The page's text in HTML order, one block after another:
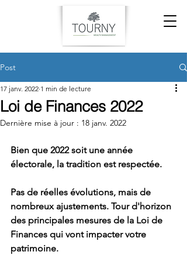
Post
Loi de Finances 2022
17 janv. 2022 1 min de lecture
Dernière mise à jour : 18 janv. 2022
Bien que 2022 soit une année
électorale, la tradition est respectée.
Pas de réelles évolutions, mais de
nombreux ajustements. Tour d'horizon
des principales mesures de la Loi de
Finances qui vont impacter votre
patrimoine.